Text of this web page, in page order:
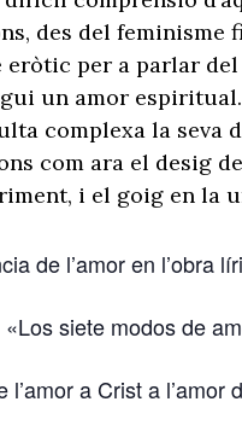
des del feminisme
per a parlar del
un amor
complexa la seva
com ara el desig
i el goig en la
de l’amor en l’obra
siete modos de
a Crist a l’amor